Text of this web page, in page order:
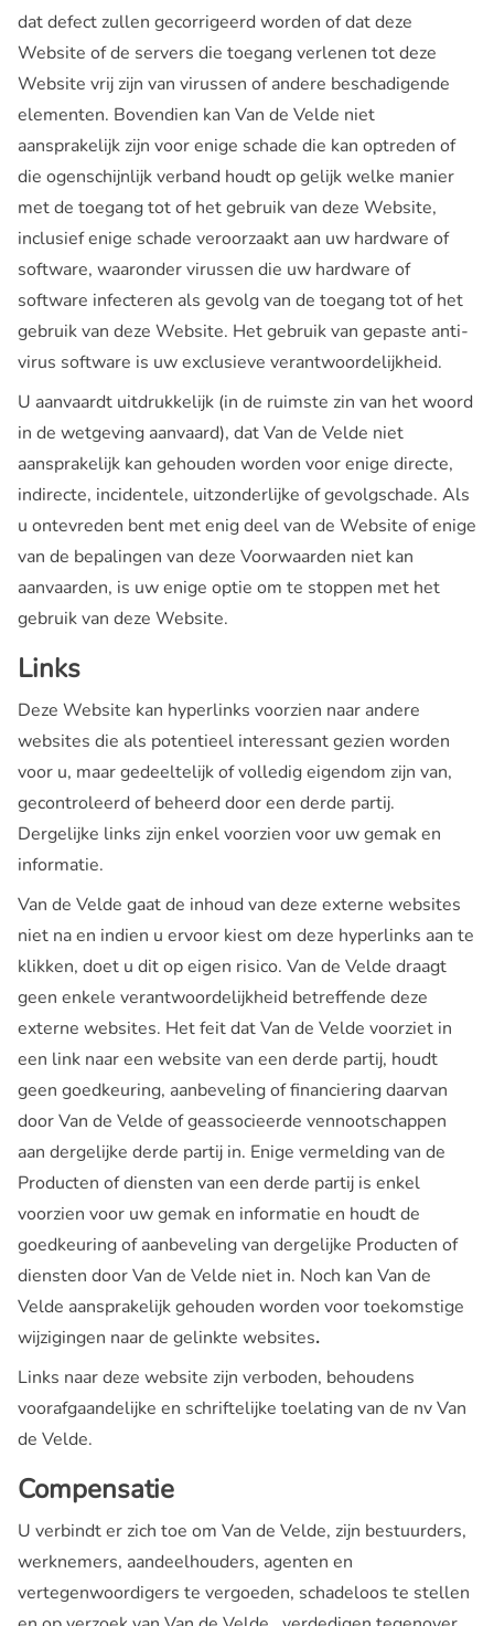
dat defect zullen gecorrigeerd worden of dat deze
Website of de servers die toegang verlenen tot deze
Website vrij zijn van virussen of andere beschadigende
elementen. Bovendien kan Van de Velde niet
aansprakelijk zijn voor enige schade die kan optreden of
die ogenschijnlijk verband houdt op gelijk welke manier
met de toegang tot of het gebruik van deze Website,
inclusief enige schade veroorzaakt aan uw hardware of
software, waaronder virussen die uw hardware of
software infecteren als gevolg van de toegang tot of het
gebruik van deze Website. Het gebruik van gepaste anti-
virus software is uw exclusieve verantwoordelijkheid.
U aanvaardt uitdrukkelijk (in de ruimste zin van het woord
in de wetgeving aanvaard), dat Van de Velde niet
aansprakelijk kan gehouden worden voor enige directe,
indirecte, incidentele, uitzonderlijke of gevolgschade. Als
u ontevreden bent met enig deel van de Website of enige
van de bepalingen van deze Voorwaarden niet kan
aanvaarden, is uw enige optie om te stoppen met het
gebruik van deze Website.
Links
Deze Website kan hyperlinks voorzien naar andere
websites die als potentieel interessant gezien worden
voor u, maar gedeeltelijk of volledig eigendom zijn van,
gecontroleerd of beheerd door een derde partij.
Dergelijke links zijn enkel voorzien voor uw gemak en
informatie.
Van de Velde gaat de inhoud van deze externe websites
niet na en indien u ervoor kiest om deze hyperlinks aan te
klikken, doet u dit op eigen risico. Van de Velde draagt
geen enkele verantwoordelijkheid betreffende deze
externe websites. Het feit dat Van de Velde voorziet in
een link naar een website van een derde partij, houdt
geen goedkeuring, aanbeveling of financiering daarvan
door Van de Velde of geassocieerde vennootschappen
aan dergelijke derde partij in. Enige vermelding van de
Producten of diensten van een derde partij is enkel
voorzien voor uw gemak en informatie en houdt de
goedkeuring of aanbeveling van dergelijke Producten of
diensten door Van de Velde niet in. Noch kan Van de
Velde aansprakelijk gehouden worden voor toekomstige
wijzigingen naar de gelinkte websites.
Links naar deze website zijn verboden, behoudens
voorafgaandelijke en schriftelijke toelating van de nv Van
de Velde.
Compensatie
U verbindt er zich toe om Van de Velde, zijn bestuurders,
werknemers, aandeelhouders, agenten en
vertegenwoordigers te vergoeden, schadeloos te stellen